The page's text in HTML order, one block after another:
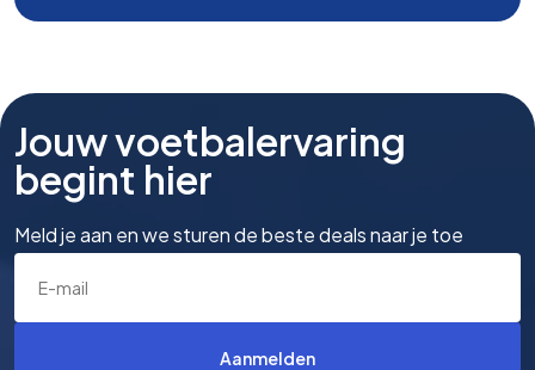
Jouw voetbalervaring
begint hier
Meld je aan en we sturen de beste deals naar je toe
Aanmelden